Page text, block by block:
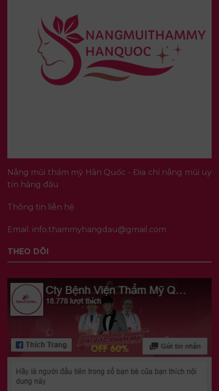
Nâng mũi thẩm mỹ Hàn Quốc - Địa chỉ nâng mũi uy
tín hàng đầu
Thông tin liên hệ
Email: info.thammyhangdau@gmail.com
THEO DÕI